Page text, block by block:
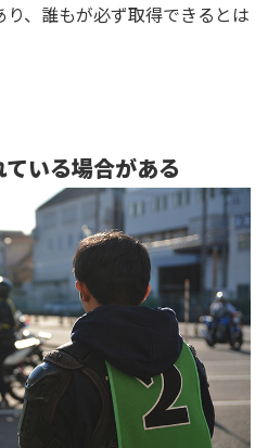
、誰もが必ず取得できるとは
いる場合がある